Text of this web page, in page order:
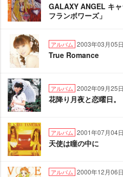
GALAXY ANGEL キ
フランボワーズ」
アルバム 2003年03月05
True Romance
アルバム 2002年09月25
花降り月夜と恋曜日。
アルバム 2001年07月04
天使は瞳の中に
アルバム 2000年12月06